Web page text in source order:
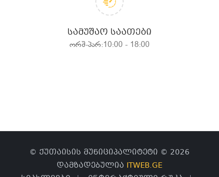
ᲡᲐᲛᲣᲨᲐᲝ ᲡᲐᲐᲗᲔᲑᲘ
ორშ-პარ:10:00 - 18:00
© ქუთაისის მუნიციპალიტეტი © 2026
დამზადებულია ITWEB.GE